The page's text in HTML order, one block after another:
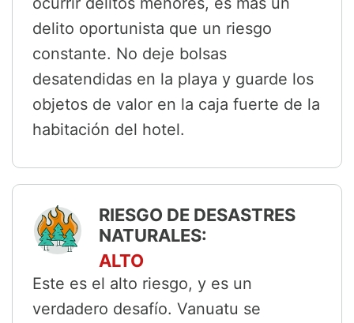
delito oportunista que un riesgo
constante. No deje bolsas
desatendidas en la playa y guarde los
objetos de valor en la caja fuerte de la
habitación del hotel.
RIESGO DE DESASTRES
NATURALES:
ALTO
Este es el alto riesgo, y es un
verdadero desafío. Vanuatu se